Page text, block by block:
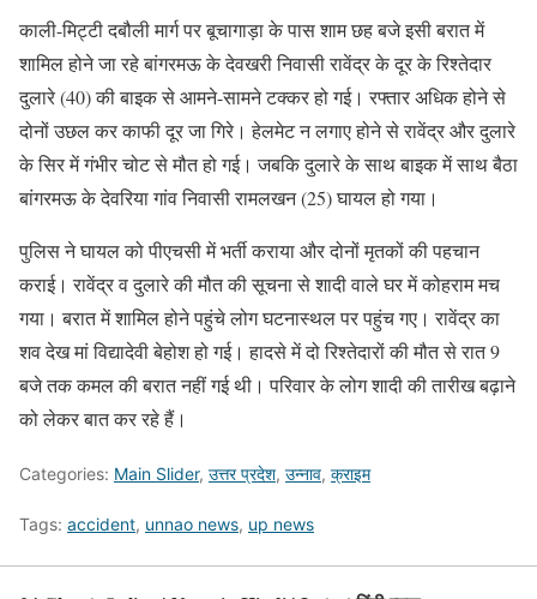
काली-मिट्टी दबौली मार्ग पर बूचागाड़ा के पास शाम छह बजे इसी बरात में
शामिल होने जा रहे बांगरमऊ के देवखरी निवासी रावेंद्र के दूर के रिश्तेदार
दुलारे (40) की बाइक से आमने-सामने टक्कर हो गई। रफ्तार अधिक होने से
दोनों उछल कर काफी दूर जा गिरे। हेलमेट न लगाए होने से रावेंद्र और दुलारे
के सिर में गंभीर चोट से मौत हो गई। जबकि दुलारे के साथ बाइक में साथ बैठा
बांगरमऊ के देवरिया गांव निवासी रामलखन (25) घायल हो गया।
पुलिस ने घायल को पीएचसी में भर्ती कराया और दोनों मृतकों की पहचान
कराई। रावेंद्र व दुलारे की मौत की सूचना से शादी वाले घर में कोहराम मच
गया। बरात में शामिल होने पहुंचे लोग घटनास्थल पर पहुंच गए। रावेंद्र का
शव देख मां विद्यादेवी बेहोश हो गई। हादसे में दो रिश्तेदारों की मौत से रात 9
बजे तक कमल की बरात नहीं गई थी। परिवार के लोग शादी की तारीख बढ़ाने
को लेकर बात कर रहे हैं।
Categories: Main Slider, उत्तर प्रदेश, उन्नाव, क्राइम
Tags: accident, unnao news, up news